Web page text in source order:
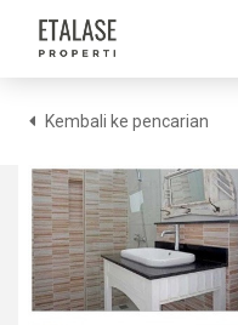
Kembali ke pencarian